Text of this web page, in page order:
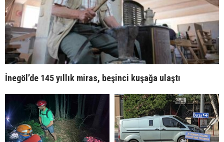
İnegöl’de 145 yıllık miras, beşinci kuşağa ulaştı